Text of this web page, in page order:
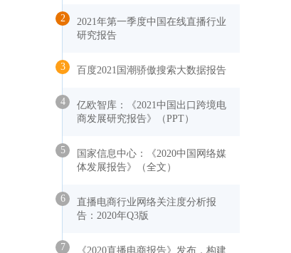
2
2021年第一季度中国在线直播行业
研究报告
3 百度2021国潮骄傲搜索大数据报告
4
亿欧智库：《2021中国出口跨境电
商发展研究报告》（PPT）
5
国家信息中心：《2020中国网络媒
体发展报告》（全文）
6
直播电商行业网络关注度分析报
告：2020年Q3版
7
《2020直播电商报告》发布，构建